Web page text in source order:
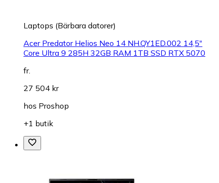
Laptops (Bärbara datorer)
Acer Predator Helios Neo 14 NH.QY1ED.002 14,5"
Core Ultra 9 285H 32GB RAM 1TB SSD RTX 5070
fr.
27 504 kr
hos Proshop
+1 butik